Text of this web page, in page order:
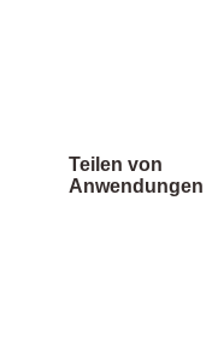
Teilen von
Anwendungen